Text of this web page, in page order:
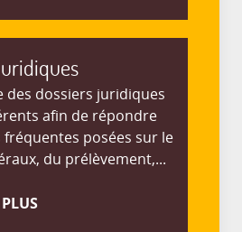
des dossiers juridiques
afin de répondre
posées sur le
du prélèvement,...